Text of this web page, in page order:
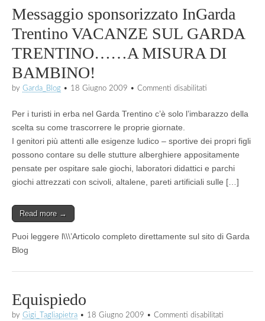
Messaggio sponsorizzato InGarda
Trentino VACANZE SUL GARDA
TRENTINO……A MISURA DI
BAMBINO!
by Garda_Blog • 18 Giugno 2009 • Commenti disabilitati
InGarda
SUL
GARDA
A
MISURA
Per i turisti in erba nel Garda Trentino c’è solo l’imbarazzo della
scelta su come trascorrere le proprie giornate.
I genitori più attenti alle esigenze ludico – sportive dei propri figli
possono contare su delle stutture alberghiere appositamente
pensate per ospitare sale giochi, laboratori didattici e parchi
giochi attrezzati con scivoli, altalene, pareti artificiali sulle […]
Read more →
Puoi leggere l\\\’Articolo completo direttamente sul sito di Garda
Blog
Equispiedo
by Gigi_Tagliapietra • 18 Giugno 2009 • Commenti disabilitati